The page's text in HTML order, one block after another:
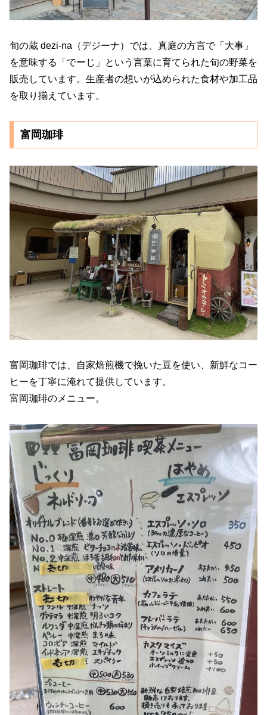
旬の蔵 dezi-na（デジーナ）では、真庭の方言で「大事」
を意味する「でーじ」という言葉に育てられた旬の野菜を
販売しています。生産者の想いが込められた食材や加工品
を取り揃えています。
富岡珈琲
富岡珈琲では、自家焙煎機で挽いた豆を使い、新鮮なコー
ヒーを丁寧に淹れて提供しています。
富岡珈琲のメニュー。